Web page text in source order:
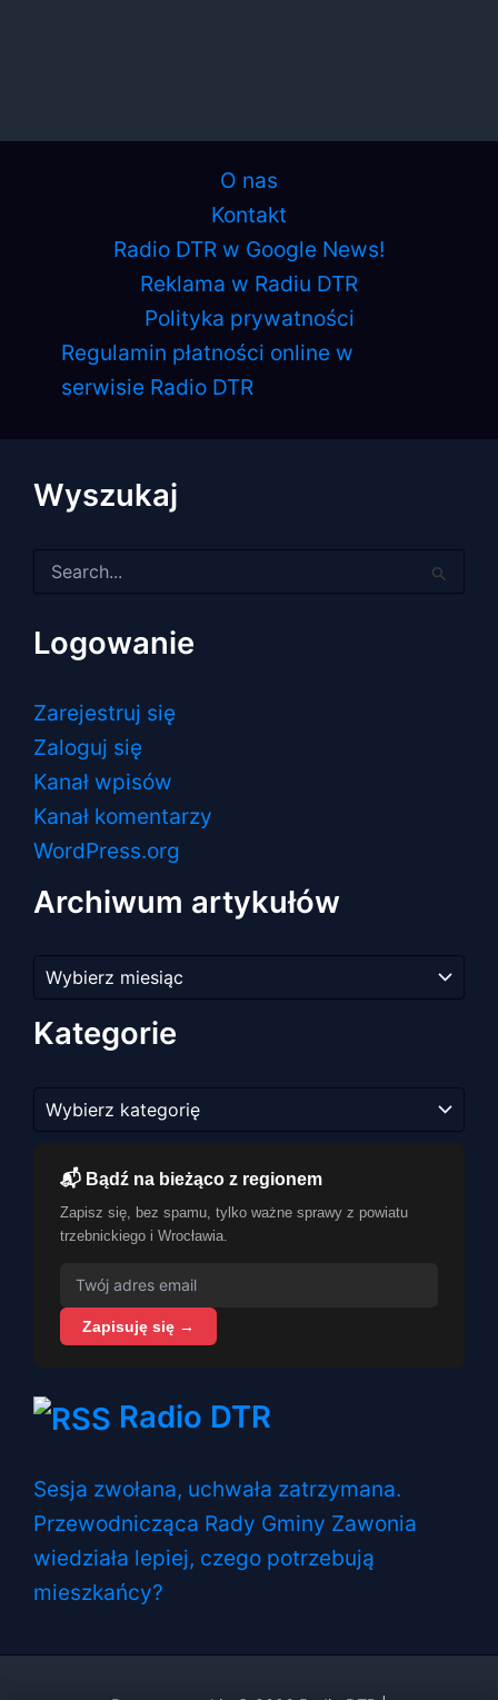
O nas
Kontakt
Radio DTR w Google News!
Reklama w Radiu DTR
Polityka prywatności
Regulamin płatności online w
serwisie Radio DTR
Wyszukaj
dla:
Logowanie
Zarejestruj się
Zaloguj się
Kanał wpisów
Kanał komentarzy
WordPress.org
Archiwum artykułów
artykułów
Kategorie
📬 Bądź na bieżąco z regionem
Zapisz się, bez spamu, tylko ważne sprawy z powiatu
trzebnickiego i Wrocławia.
Zapisuję się →
Radio DTR
Sesja zwołana, uchwała zatrzymana.
Przewodnicząca Rady Gminy Zawonia
wiedziała lepiej, czego potrzebują
mieszkańcy?